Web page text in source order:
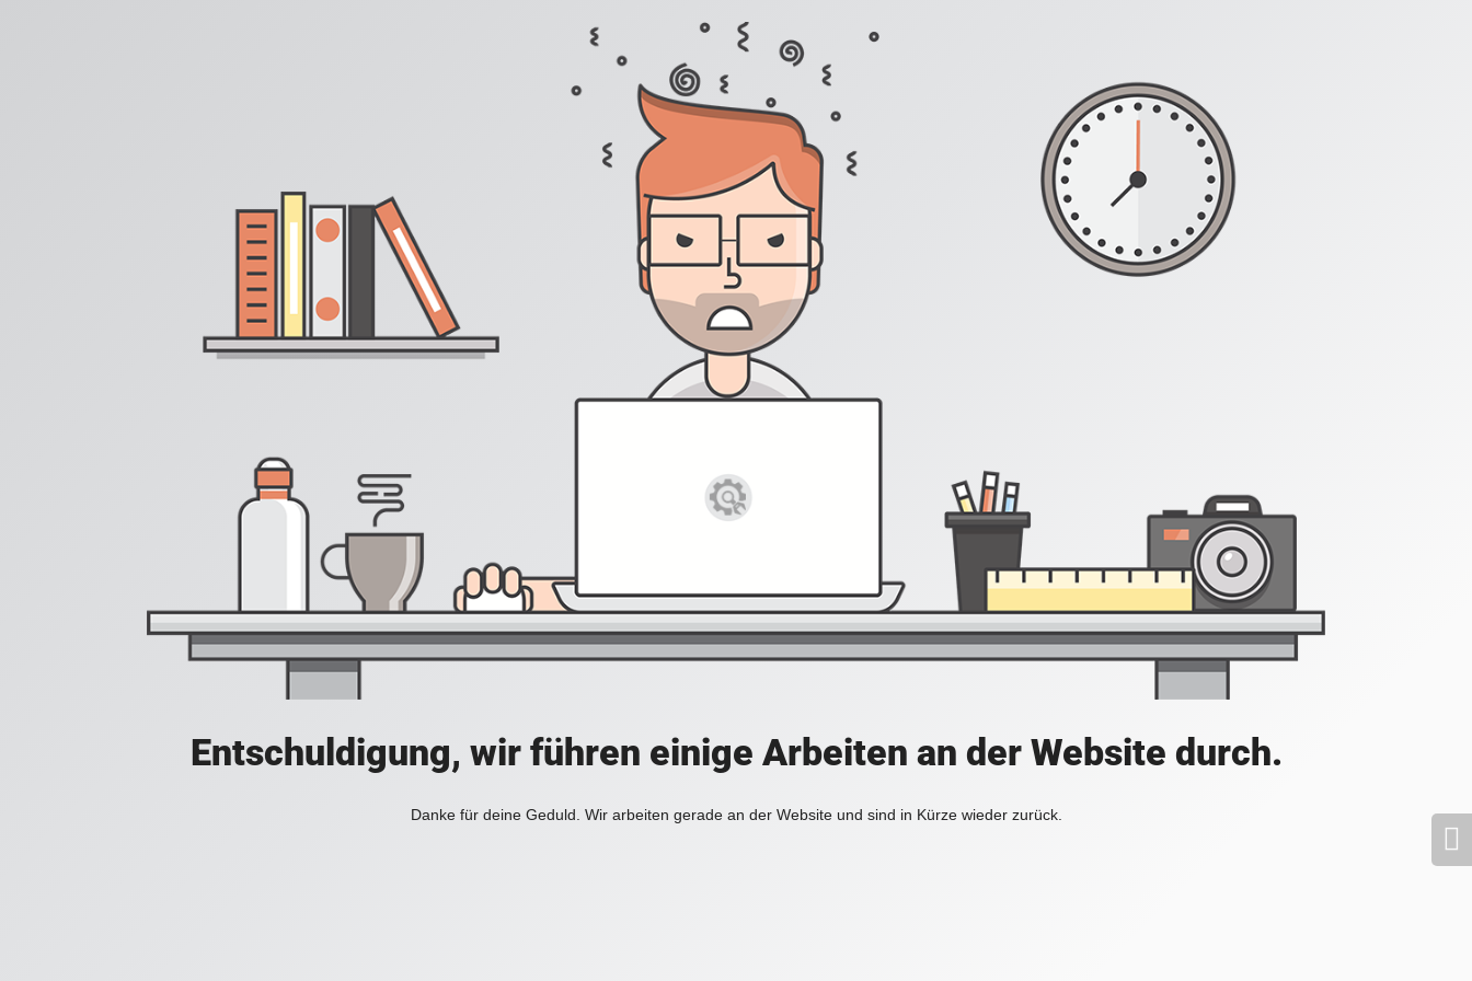
Entschuldigung, wir führen einige Arbeiten an der Website durch.
Danke für deine Geduld. Wir arbeiten gerade an der Website und sind in Kürze wieder zurück.